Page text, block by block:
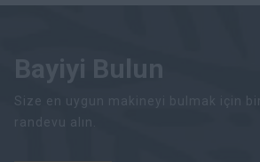
Bayiyi Bulun
Size en uygun makineyi bulmak için
randevu alın.